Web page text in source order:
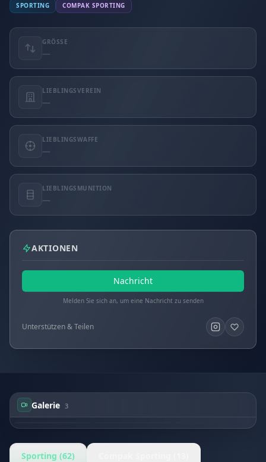
SPORTING COMPAK SPORTING
GRÖSSE
—
LIEBLINGSVEREIN
—
LIEBLINGSWAFFE
—
LIEBLINGSMUNITION
—
AKTIONEN
Nachricht
Melden Sie sich an, um eine Nachricht zu senden
Unterstützen & Teilen
Galerie 3
John A HARRISON John A HARRISON John A HARRISON
Sporting (62)